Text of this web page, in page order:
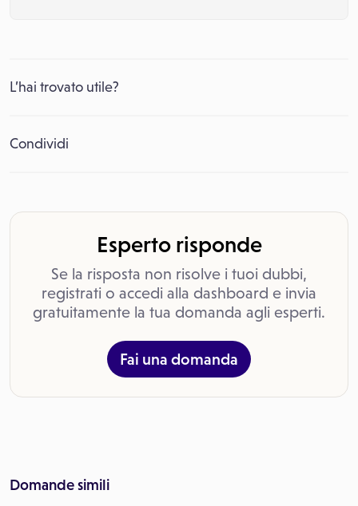
L’hai trovato utile?
Condividi
Esperto risponde
Se la risposta non risolve i tuoi dubbi,
registrati o accedi alla dashboard e invia
gratuitamente la tua domanda agli esperti.
Fai una domanda
Domande simili